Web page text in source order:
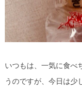
いつもは、一気に食べ
うのですが、今日は少